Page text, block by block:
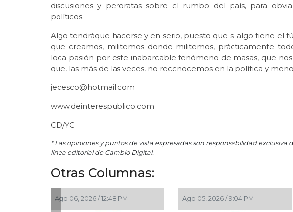
discusiones y peroratas sobre el rumbo del país, para
políticos.
Algo tendráque hacerse y en serio, puesto que si algo tiene el
que creamos, militemos donde militemos, prácticamente
loca pasión por este inabarcable fenómeno de masas, que
que, las más de las veces, no reconocemos en la política y
jecesco@hotmail.com
www.deinterespublico.com
CD/YC
* Las opiniones y puntos de vista expresadas son responsabilidad
línea editorial de Cambio Digital.
Otras Columnas:
Ago 06, 2026 / 12:48 PM Ago 05, 2026 / 9:04 PM